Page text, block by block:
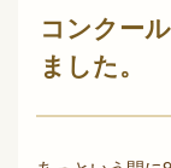
コンクー
ました。